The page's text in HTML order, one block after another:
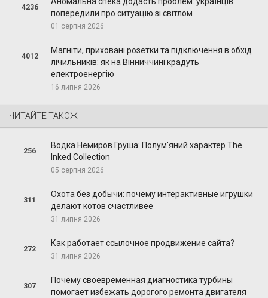
4236
попередили про ситуацію зі світлом
01 серпня 2026
4012
Магніти, приховані розетки та підключення в обхід
лічильників: як на Вінниччині крадуть
електроенергію
16 липня 2026
ЧИТАЙТЕ ТАКОЖ
256
Водка Немиров Груша: Полум'яний характер The
Inked Collection
05 серпня 2026
311
Охота без добычи: почему интерактивные игрушки
делают котов счастливее
31 липня 2026
272
Как работает ссылочное продвижение сайта?
31 липня 2026
307
Почему своевременная диагностика турбины
помогает избежать дорогого ремонта двигателя